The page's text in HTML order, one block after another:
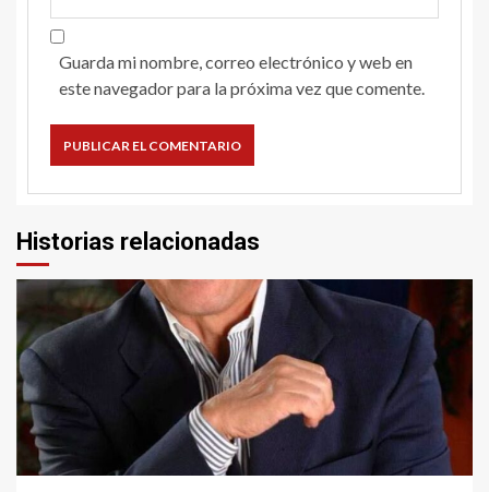
Guarda mi nombre, correo electrónico y web en
este navegador para la próxima vez que comente.
Historias relacionadas
1 min read